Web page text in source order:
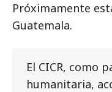
Próximamente
Guatemala.
El CICR, como
humanitaria,